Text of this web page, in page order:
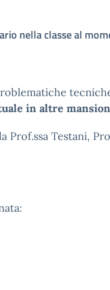
nella classe al
in altre
Prof.ssa Testani,